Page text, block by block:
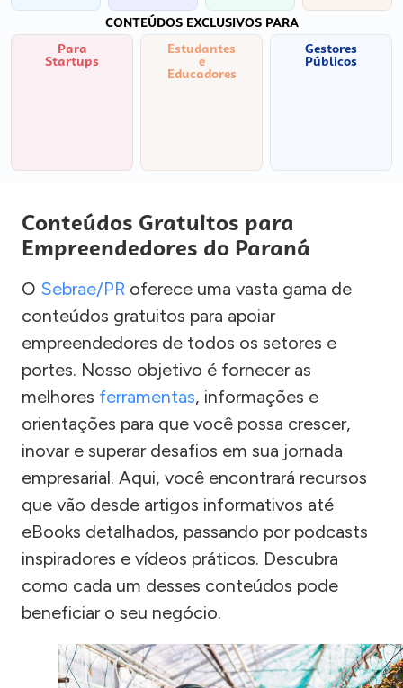
CONTEÚDOS EXCLUSIVOS PARA
Para
Startups
Estudantes
e
Educadores
Gestores
Públicos
Conteúdos Gratuitos para
Empreendedores do Paraná
O Sebrae/PR oferece uma vasta gama de
conteúdos gratuitos para apoiar
empreendedores de todos os setores e
portes. Nosso objetivo é fornecer as
melhores ferramentas, informações e
orientações para que você possa crescer,
inovar e superar desafios em sua jornada
empresarial. Aqui, você encontrará recursos
que vão desde artigos informativos até
eBooks detalhados, passando por podcasts
inspiradores e vídeos práticos. Descubra
como cada um desses conteúdos pode
beneficiar o seu negócio.